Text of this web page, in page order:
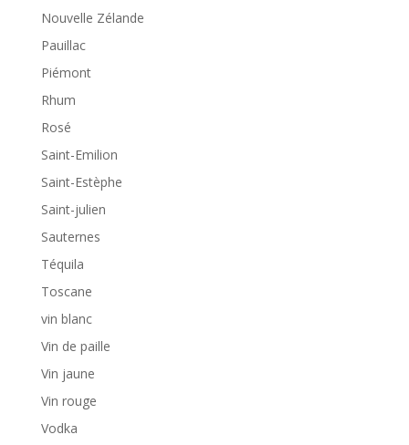
Nouvelle Zélande
Pauillac
Piémont
Rhum
Rosé
Saint-Emilion
Saint-Estèphe
Saint-julien
Sauternes
Téquila
Toscane
vin blanc
Vin de paille
Vin jaune
Vin rouge
Vodka